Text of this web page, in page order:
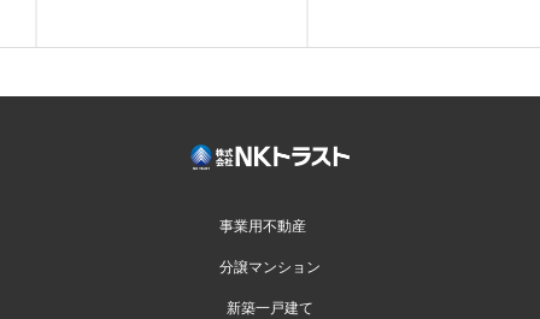
事業用不動産
分譲マンション
新築一戸建て